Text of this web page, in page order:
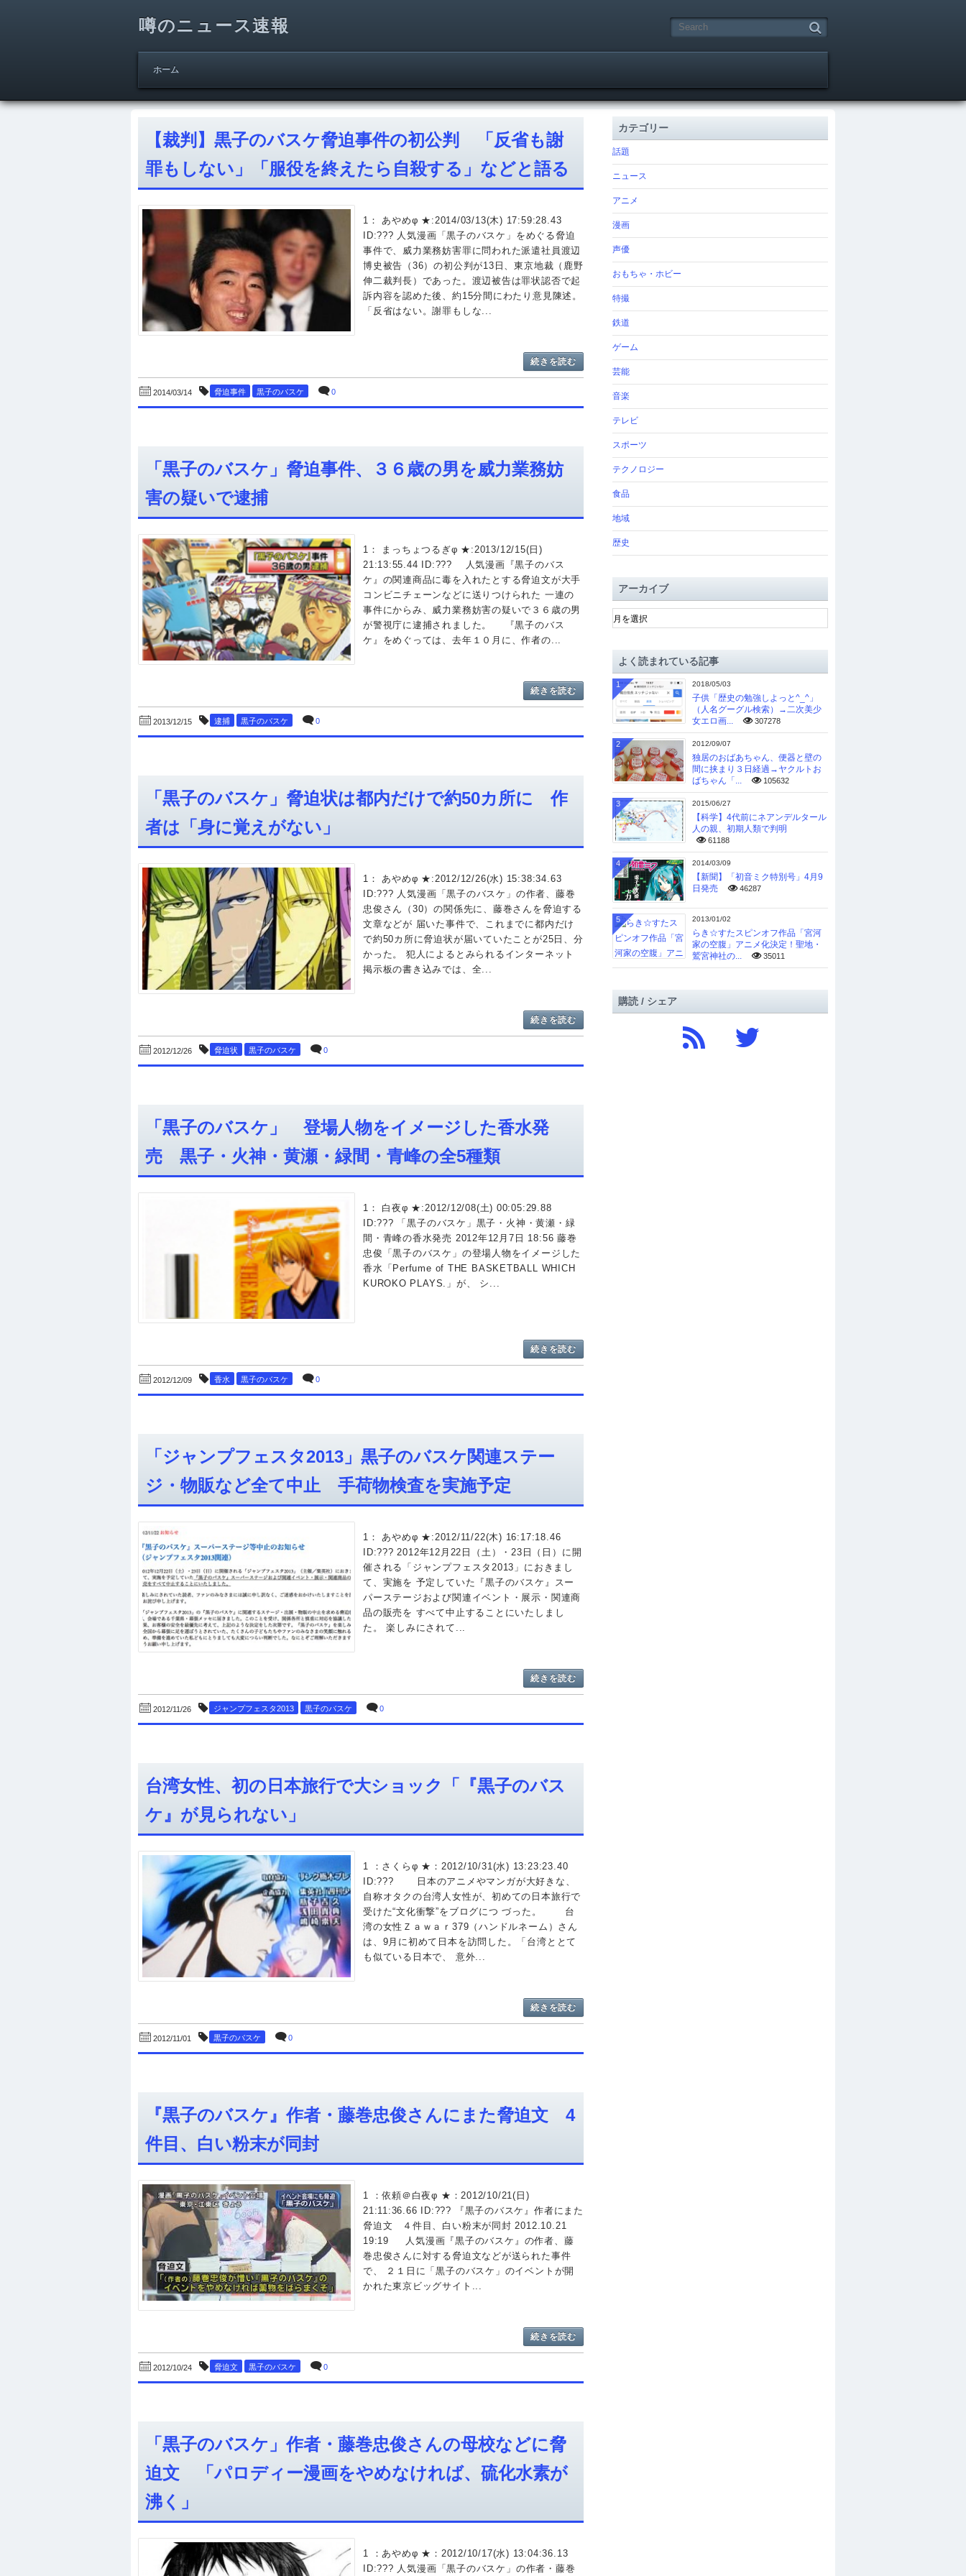
噂のニュース速報
ホーム
【裁判】黒子のバスケ脅迫事件の初公判 「反省も謝
罪もしない」「服役を終えたら自殺する」などと語る
1： あやめφ ★:2014/03/13(木) 17:59:28.43
ID:??? 人気漫画「黒子のバスケ」をめぐる脅迫
事件で、威力業務妨害罪に問われた派遣社員渡辺
博史被告（36）の初公判が13日、東京地裁（鹿野
伸二裁判長）であった。渡辺被告は罪状認否で起
訴内容を認めた後、約15分間にわたり意見陳述。
「反省はない。謝罪もしな...
続きを読む
2014/03/14 脅迫事件 黒子のバスケ 0
「黒子のバスケ」脅迫事件、３６歳の男を威力業務妨
害の疑いで逮捕
1： まっちょつるぎφ ★:2013/12/15(日)
21:13:55.44 ID:??? 人気漫画『黒子のバス
ケ』の関連商品に毒を入れたとする脅迫文が大手
コンビニチェーンなどに送りつけられた 一連の
事件にからみ、威力業務妨害の疑いで３６歳の男
が警視庁に逮捕されました。 『黒子のバス
ケ』をめぐっては、去年１０月に、作者の...
続きを読む
2013/12/15 逮捕 黒子のバスケ 0
「黒子のバスケ」脅迫状は都内だけで約50カ所に 作
者は「身に覚えがない」
1： あやめφ ★:2012/12/26(水) 15:38:34.63
ID:??? 人気漫画「黒子のバスケ」の作者、藤巻
忠俊さん（30）の関係先に、藤巻さんを脅迫する
文章などが 届いた事件で、これまでに都内だけ
で約50カ所に脅迫状が届いていたことが25日、分
かった。 犯人によるとみられるインターネット
掲示板の書き込みでは、全...
続きを読む
2012/12/26 脅迫状 黒子のバスケ 0
「黒子のバスケ」 登場人物をイメージした香水発
売 黒子・火神・黄瀬・緑間・青峰の全5種類
1： 白夜φ ★:2012/12/08(土) 00:05:29.88
ID:??? 「黒子のバスケ」黒子・火神・黄瀬・緑
間・青峰の香水発売 2012年12月7日 18:56 藤巻
忠俊「黒子のバスケ」の登場人物をイメージした
香水「Perfume of THE BASKETBALL WHICH
KUROKO PLAYS.」が、 シ...
続きを読む
2012/12/09 香水 黒子のバスケ 0
「ジャンプフェスタ2013」黒子のバスケ関連ステー
ジ・物販など全て中止 手荷物検査を実施予定
1： あやめφ ★:2012/11/22(木) 16:17:18.46
ID:??? 2012年12月22日（土）・23日（日）に開
催される「ジャンプフェスタ2013」におきまし
て、実施を 予定していた『黒子のバスケ』スー
パーステージおよび関連イベント・展示・関連商
品の販売を すべて中止することにいたしまし
た。 楽しみにされて...
続きを読む
2012/11/26 ジャンプフェスタ2013 黒子のバスケ 0
台湾女性、初の日本旅行で大ショック「『黒子のバス
ケ』が見られない」
1 ：さくらφ ★：2012/10/31(水) 13:23:23.40
ID:??? 日本のアニメやマンガが大好きな、
自称オタクの台湾人女性が、初めての日本旅行で
受けた“文化衝撃”をブログにつ づった。 台
湾の女性Ｚａｗａｒ379（ハンドルネーム）さん
は、9月に初めて日本を訪問した。「台湾ととて
も似ている日本で、 意外...
続きを読む
2012/11/01 黒子のバスケ 0
『黒子のバスケ』作者・藤巻忠俊さんにまた脅迫文 4
件目、白い粉末が同封
1 ：依頼＠白夜φ ★：2012/10/21(日)
21:11:36.66 ID:??? 『黒子のバスケ』作者にまた
脅迫文 ４件目、白い粉末が同封 2012.10.21
19:19 人気漫画『黒子のバスケ』の作者、藤
巻忠俊さんに対する脅迫文などが送られた事件
で、 ２１日に「黒子のバスケ」のイベントが開
かれた東京ビッグサイト...
続きを読む
2012/10/24 脅迫文 黒子のバスケ 0
「黒子のバスケ」作者・藤巻忠俊さんの母校などに脅
迫文 「パロディー漫画をやめなければ、硫化水素が
沸く」
1 ：あやめφ ★：2012/10/17(水) 13:04:36.13
ID:??? 人気漫画「黒子のバスケ」の作者・藤巻
カテゴリー
話題
ニュース
アニメ
漫画
声優
おもちゃ・ホビー
特撮
鉄道
ゲーム
芸能
音楽
テレビ
スポーツ
テクノロジー
食品
地域
歴史
アーカイブ
ア
ー
ブよく読まれている記事
2018/05/03
子供「歴史の勉強しよっと^_^」
（人名グーグル検索）→二次美少
女エロ画...
307278
1
2012/09/07
独居のおばあちゃん、便器と壁の
間に挟まり３日経過→ヤクルトお
ばちゃん「...
105632
2
2015/06/27
【科学】4代前にネアンデルタール
人の親、初期人類で判明
61188
3
2014/03/09
【新聞】「初音ミク特別号」4月9
日発売
46287
4
2013/01/02
らき☆すたスピンオフ作品「宮河
家の空腹」アニメ化決定！聖地・
鷲宮神社の...
35011
5
購読 / シェア